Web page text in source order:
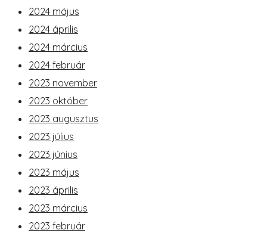
2024 május
2024 április
2024 március
2024 február
2023 november
2023 október
2023 augusztus
2023 július
2023 június
2023 május
2023 április
2023 március
2023 február